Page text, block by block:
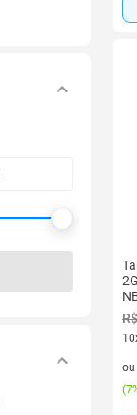
ou
(